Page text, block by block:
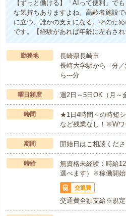
【ずっと働ける】「AIって便利」で
な気持ちありますよね。高齢者施設
に立つ、誰かの支えになる。そのた
です。【経験があれば年齢に左右さ
勤務地
長崎県長崎市
長崎大学駅から---分
ら---分
曜日頻度 週2日～5日OK（月
時間
★1日4時間～の時短
など残業なし！※W
期間 開始日はご相談くだ
時給
無資格未経験：時給
選べます）※稼働開始
交通費
交通費全額支給※規